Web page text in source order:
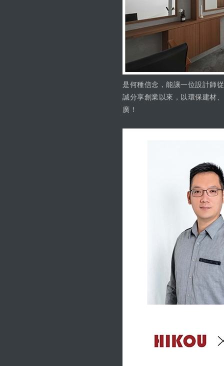
是何種信念，能讓一位設計師
誠分享創業以來，以環保建材
廣！